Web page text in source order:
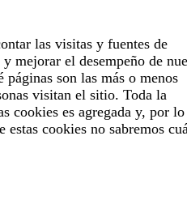
las visitas y fuentes de
mejorar el desempeño de
son las más o menos
visitan el sitio. Toda la
cookies es agregada y, por lo
cookies no sabremos